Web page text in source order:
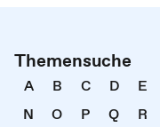
Themensuche
A B C D E
N
O P Q R